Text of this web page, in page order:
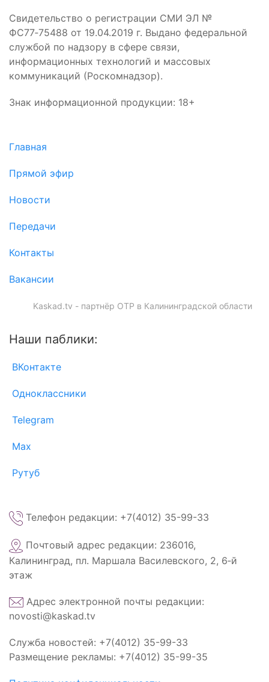
Свидетельство о регистрации СМИ ЭЛ №
ФС77‑75488 от 19.04.2019 г. Выдано федеральной
службой по надзору в сфере связи,
информационных технологий и массовых
коммуникаций (Роскомнадзор).
Знак информационной продукции: 18+
Главная
Прямой эфир
Новости
Передачи
Контакты
Вакансии
Kaskad.tv - партнёр ОТР в Калининградской области
Наши паблики:
ВКонтакте
Одноклассники
Telegram
Max
Рутуб
Телефон редакции: +7(4012) 35-99-33
Почтовый адрес редакции: 236016,
Калининград, пл. Маршала Василевского, 2, 6‑й
этаж
Адрес электронной почты редакции:
novosti@kaskad.tv
Служба новостей: +7(4012) 35-99-33
Размещение рекламы: +7(4012) 35-99-35